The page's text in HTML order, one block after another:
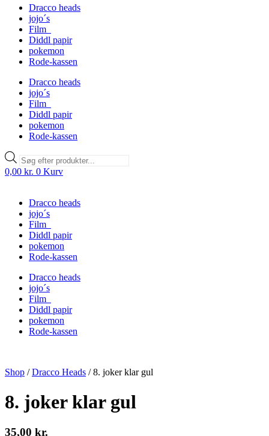
Dracco heads
jojo´s
Film
Diddl papir
pokemon
Rode-kassen
Dracco heads
jojo´s
Film
Diddl papir
pokemon
Rode-kassen
Products
search
0,00 kr. 0 Kurv
Dracco heads
jojo´s
Film
Diddl papir
pokemon
Rode-kassen
Dracco heads
jojo´s
Film
Diddl papir
pokemon
Rode-kassen
Shop /Dracco Heads /8. joker klar gul
8. joker klar gul
35,00 kr.